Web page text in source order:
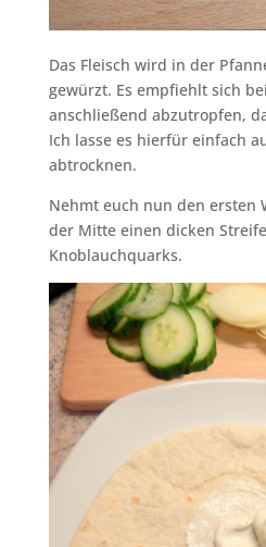
Das Fleisch wird in der
gewürzt. Es empfiehlt sich
anschließend abzutropfen,
Ich lasse es hierfür einfach
abtrocknen.
Nehmt euch nun den ersten
der Mitte einen dicken
Knoblauchquarks.